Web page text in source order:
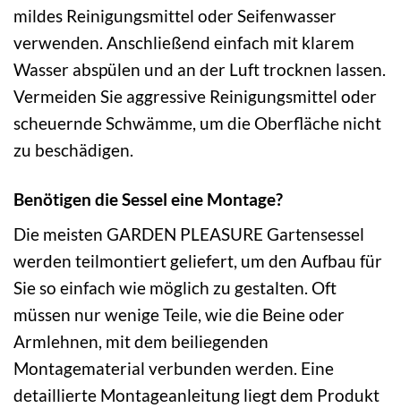
mildes Reinigungsmittel oder Seifenwasser
verwenden. Anschließend einfach mit klarem
Wasser abspülen und an der Luft trocknen lassen.
Vermeiden Sie aggressive Reinigungsmittel oder
scheuernde Schwämme, um die Oberfläche nicht
zu beschädigen.
Benötigen die Sessel eine Montage?
Die meisten GARDEN PLEASURE Gartensessel
werden teilmontiert geliefert, um den Aufbau für
Sie so einfach wie möglich zu gestalten. Oft
müssen nur wenige Teile, wie die Beine oder
Armlehnen, mit dem beiliegenden
Montagematerial verbunden werden. Eine
detaillierte Montageanleitung liegt dem Produkt